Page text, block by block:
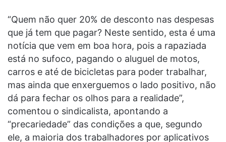
“Quem não quer 20% de desconto nas despesas
que já tem que pagar? Neste sentido, esta é uma
notícia que vem em boa hora, pois a rapaziada
está no sufoco, pagando o aluguel de motos,
carros e até de bicicletas para poder trabalhar,
mas ainda que enxerguemos o lado positivo, não
dá para fechar os olhos para a realidade”,
comentou o sindicalista, apontando a
“precariedade” das condições a que, segundo
ele, a maioria dos trabalhadores por aplicativos